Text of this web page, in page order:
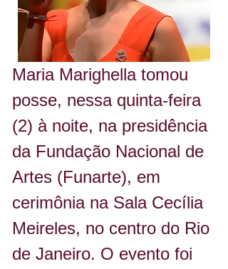
Maria Marighella tomou
posse, nessa quinta-feira
(2) à noite, na presidência
da Fundação Nacional de
Artes (Funarte), em
cerimônia na Sala Cecília
Meireles, no centro do Rio
de Janeiro. O evento foi